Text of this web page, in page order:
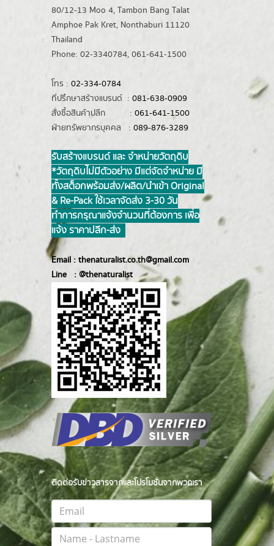
80/12-13 Moo 4, Tambon Bang Talat
Amphoe Pak Kret, Nonthaburi 11120
Thailand
Phone: 02-3340784, 061-641-1500
โทร : 02-334-0784
ที่ปรึกษาสร้างแบรนด์ : 081-638-0909
สั่งซื้อสินค้าปลีก : 061-641-1500
ฝ่ายทรัพยากรบุคคล : 089-876-3289
รับสร้างแบรนด์ และ จำหน่ายวัตถุดิบ
*วัตถุดิบไม่มีตัวอย่าง มีแต่จัดจำหน่าย มี
ทั้งสต็อกพร้อมส่ง/ผลิต/นำเข้า Original
& Re-Pack ใช้เวลาจัดส่ง 3-30 วัน
ทำการ กรุณาแจ้งจำนวนที่ต้องการ เพื่อ
แจ้ง ราคาปลีก-ส่ง
Email : thenaturalist.co.th@gmail.com
Line : @thenaturalist
ติดต่อรับข่าวสารจากและโปรโมชั่นจากพวกเรา